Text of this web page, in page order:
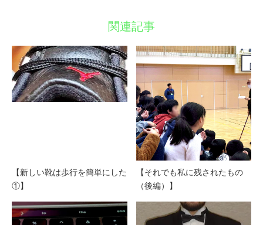
関連記事
【新しい靴は歩行を簡単にした
①】
【それでも私に残されたもの
（後編）】